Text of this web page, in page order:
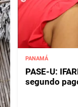
PANAMÁ
PASE-U:
segundo